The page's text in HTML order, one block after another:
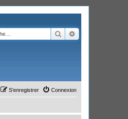
Rechercher
Connexion
S’enregistrer